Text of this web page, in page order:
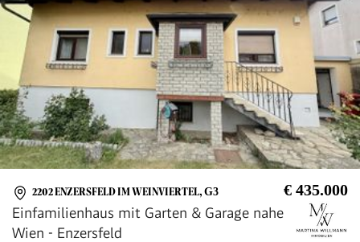
2202 ENZERSFELD IM WEINVIERTEL, G3 € 435.000
Einfamilienhaus mit Garten & Garage nahe
Wien - Enzersfeld